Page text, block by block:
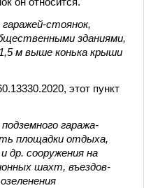
он относится.
стоянок,
зданиями,
м выше конька крыши
этот пункт
гаража-
площадки отдыха,
др. сооружения на
шахт, въездов-